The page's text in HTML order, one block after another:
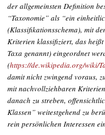
der allgemeinsten Definition
“Taxonomie” als “ein
(Klassifikationsschema), mit
Kriterien klassifiziert, das
Taxa genannt) eingeordnet
(https://de.wikipedia.org/wiki/
damit nicht zwingend voraus,
mit nachvollziehbaren
danach zu streben,
Klassen” weitestgehend zu
rein persönlichen Interessen